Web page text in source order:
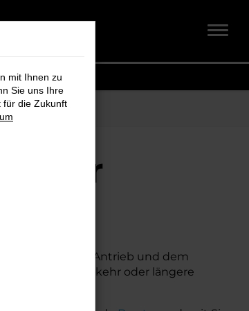
für
effizienten Antrieb und dem
für den Stadtverkehr oder längere
mit Ihnen zu
Sie uns Ihre
für die Zukunft